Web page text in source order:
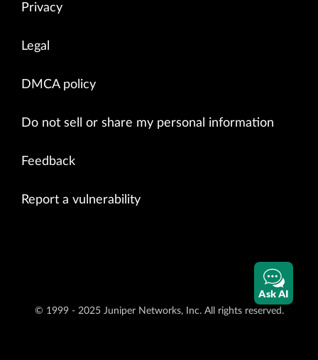
Privacy
Legal
DMCA policy
Do not sell or share my personal information
Feedback
Report a vulnerability
© 1999 - 2025 Juniper Networks, Inc. All rights reserved.
Ask AI